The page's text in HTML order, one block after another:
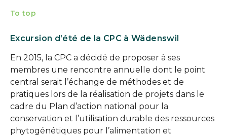
To top
Excursion d’été de la CPC à Wädenswil
En 2015, la CPC a décidé de proposer à ses
membres une rencontre annuelle dont le point
central serait l’échange de méthodes et de
pratiques lors de la réalisation de projets dans le
cadre du Plan d’action national pour la
conservation et l’utilisation durable des ressources
phytogénétiques pour l’alimentation et